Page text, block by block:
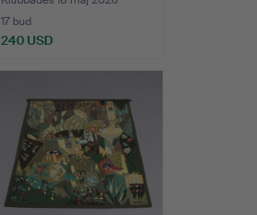
17 bud
240 USD